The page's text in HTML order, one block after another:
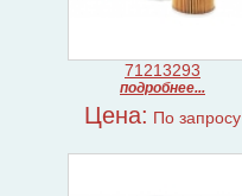
71213293
подробнее...
Цена: По запросу